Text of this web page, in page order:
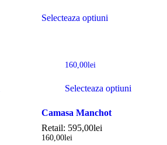
Selecteaza optiuni
160,00lei
Selecteaza optiuni
Camasa Manchot
Retail: 595,00lei
160,00lei